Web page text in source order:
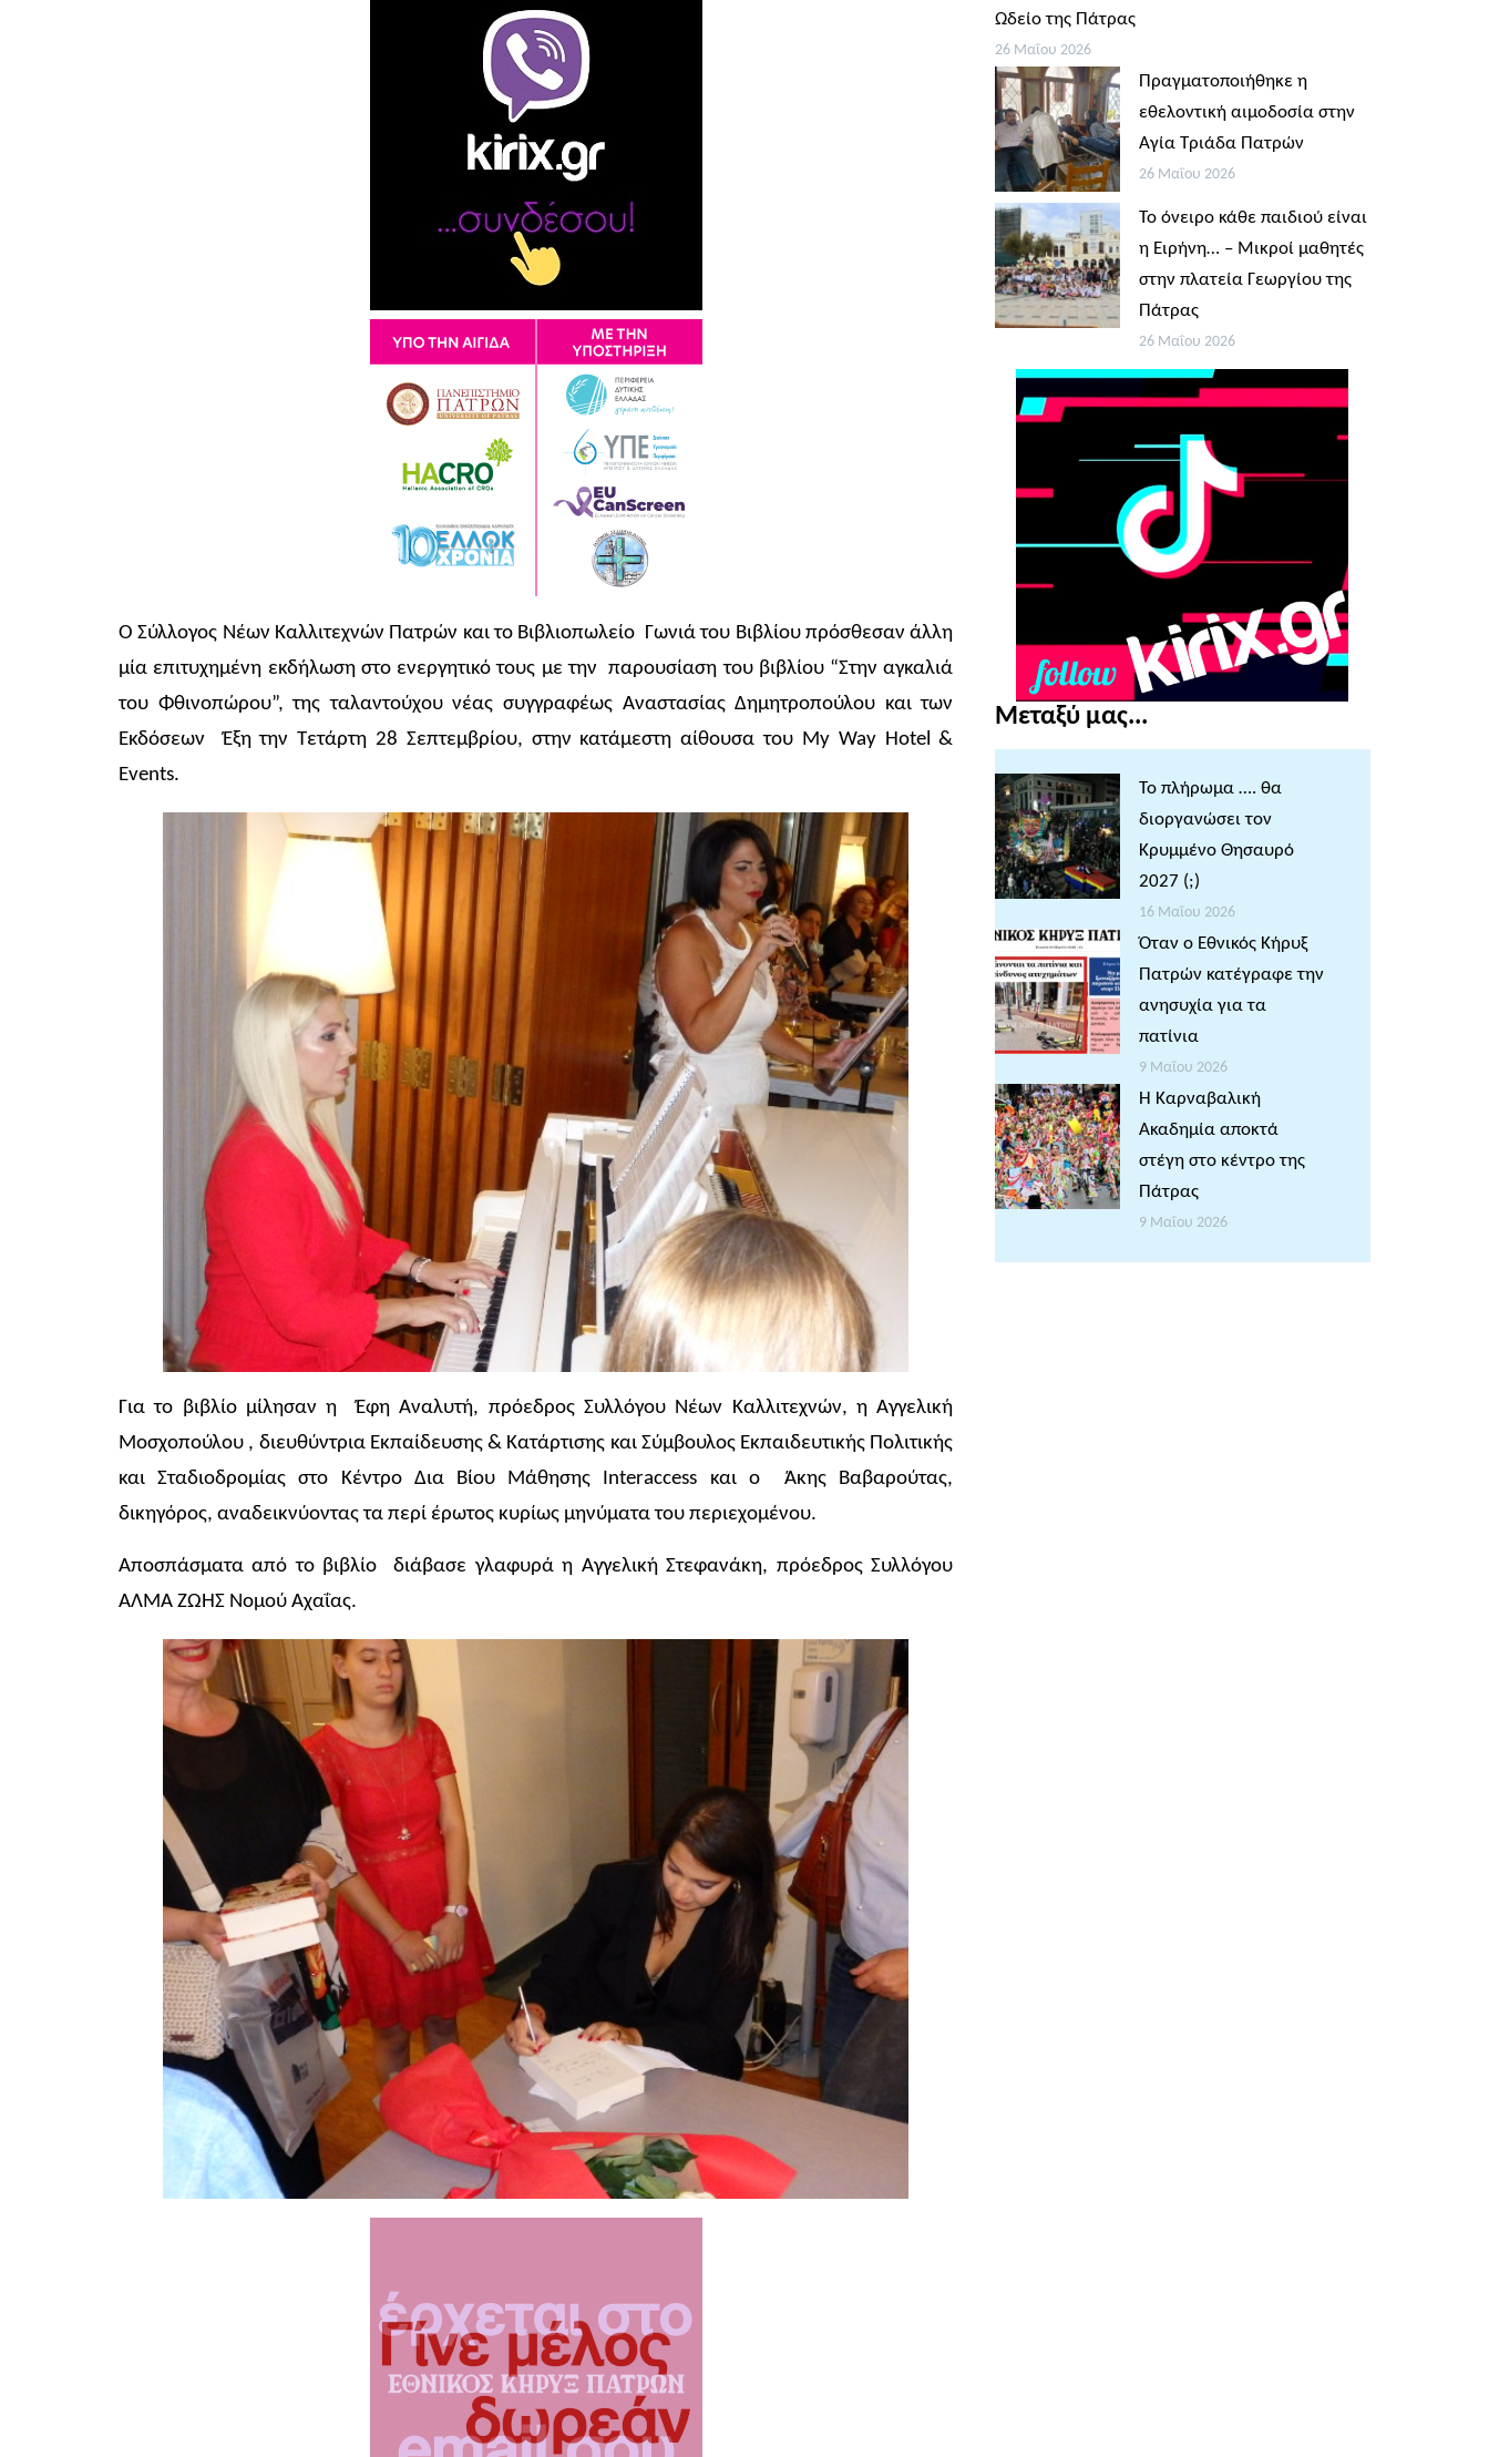
Ο Σύλλογος Νέων Καλλιτεχνών Πατρών και το Βιβλιοπωλείο Γωνιά του Βιβλίου πρόσθεσαν άλλη
μία επιτυχημένη εκδήλωση στο ενεργητικό τους με την παρουσίαση του βιβλίου “Στην αγκαλιά
του Φθινοπώρου”, της ταλαντούχου νέας συγγραφέως Αναστασίας Δημητροπούλου και των
Εκδόσεων Έξη την Τετάρτη 28 Σεπτεμβρίου, στην κατάμεστη αίθουσα του My Way Ηotel &
Events.
Για το βιβλίο μίλησαν η Έφη Αναλυτή, πρόεδρος Συλλόγου Νέων Καλλιτεχνών, η Αγγελική
Μοσχοπούλου , διευθύντρια Εκπαίδευσης & Κατάρτισης και Σύμβουλος Εκπαιδευτικής Πολιτικής
και Σταδιοδρομίας στο Κέντρο Δια Βίου Μάθησης Interaccess και ο Άκης Βαβαρούτας,
δικηγόρος, αναδεικνύοντας τα περί έρωτος κυρίως μηνύματα του περιεχομένου.
Αποσπάσματα από το βιβλίο διάβασε γλαφυρά η Αγγελική Στεφανάκη, πρόεδρος Συλλόγου
ΑΛΜΑ ΖΩΗΣ Νομού Αχαΐας.
Ωδείο της Πάτρας
26 Μαΐου 2026
Πραγματοποιήθηκε η
εθελοντική αιμοδοσία στην
Αγία Τριάδα Πατρών
26 Μαΐου 2026
Το όνειρο κάθε παιδιού είναι
η Ειρήνη… – Μικροί μαθητές
στην πλατεία Γεωργίου της
Πάτρας
26 Μαΐου 2026
Μεταξύ μας...
Το πλήρωμα …. θα
διοργανώσει τον
Κρυμμένο Θησαυρό
2027 (;)
16 Μαΐου 2026
Όταν ο Εθνικός Κήρυξ
Πατρών κατέγραφε την
ανησυχία για τα
πατίνια
9 Μαΐου 2026
Η Καρναβαλική
Ακαδημία αποκτά
στέγη στο κέντρο της
Πάτρας
9 Μαΐου 2026